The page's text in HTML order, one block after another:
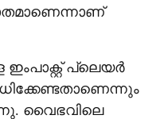
പ്ലെയർ
വൈഭവിലെ